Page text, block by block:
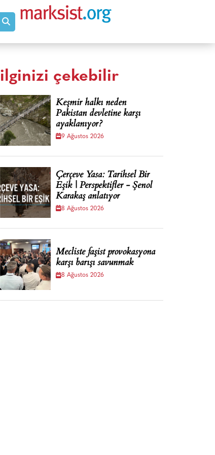
ilginizi çekebilir
Keşmir halkı neden
Pakistan devletine karşı
ayaklanıyor?
9 Ağustos 2026
Çerçeve Yasa: Tarihsel Bir
Eşik | Perspektifler - Şenol
Karakaş anlatıyor
8 Ağustos 2026
Mecliste faşist provokasyona
karşı barışı savunmak
8 Ağustos 2026